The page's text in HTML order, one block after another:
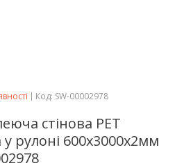
Код: SW-00002978
стінова PET
рулоні 600х3000х2мм